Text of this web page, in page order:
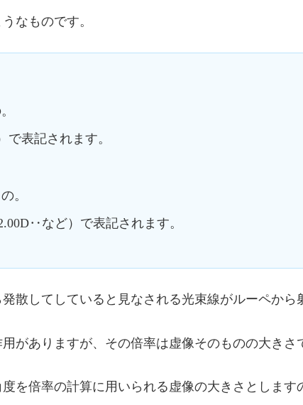
なものです。
表記されます。
。
など）で表記されます。
散してしていると見なされる光束線がルーペから
がありますが、その倍率は虚像そのものの大きさ
を倍率の計算に用いられる虚像の大きさとしま